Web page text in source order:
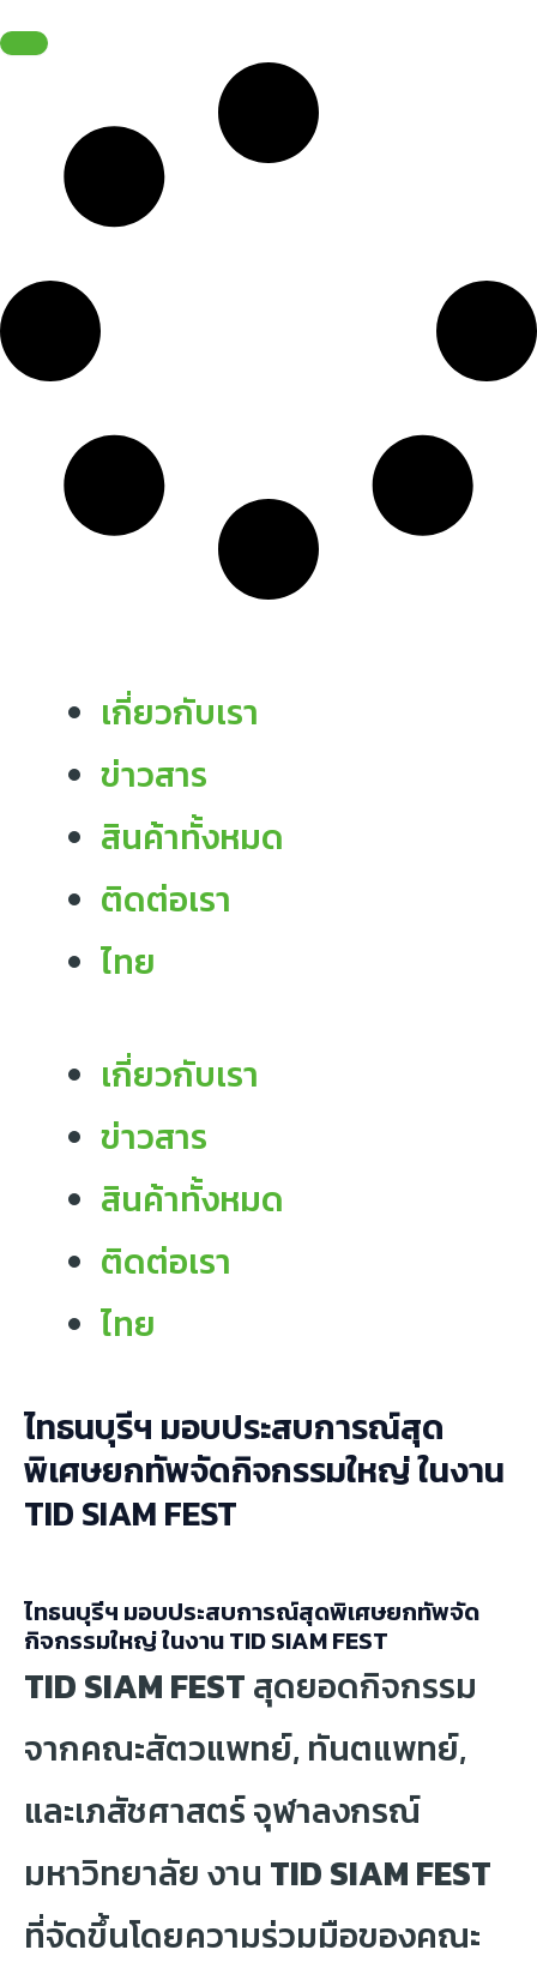
เกี่ยวกับเรา
ข่าวสาร
สินค้าทั้งหมด
ติดต่อเรา
ไทย
เกี่ยวกับเรา
ข่าวสาร
สินค้าทั้งหมด
ติดต่อเรา
ไทย
ไทธนบุรีฯ มอบประสบการณ์สุด
พิเศษยกทัพจัดกิจกรรมใหญ่ ในงาน
TID SIAM FEST
ไทธนบุรีฯ มอบประสบการณ์สุดพิเศษยกทัพจัด
กิจกรรมใหญ่ ในงาน TID SIAM FEST
TID SIAM FESTสุดยอดกิจกรรม
จากคณะสัตวแพทย์, ทันตแพทย์,
และเภสัชศาสตร์ จุฬาลงกรณ์
มหาวิทยาลัย งาน TID SIAM FEST
ที่จัดขึ้นโดยความร่วมมือของคณะ